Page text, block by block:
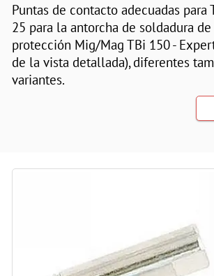
Puntas de contacto adecuadas para
25 para la antorcha de soldadura de
protección Mig/Mag TBi 150 -
de la vista detallada), diferentes
variantes.